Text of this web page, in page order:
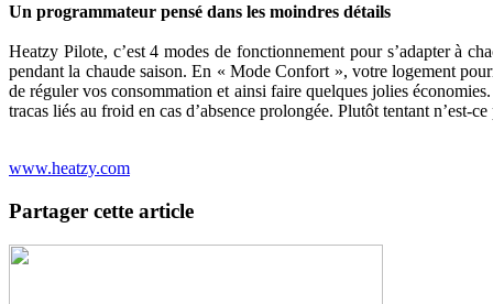
Un programmateur pensé dans les moindres détails
Heatzy Pilote, c’est 4 modes de fonctionnement pour s’adapter à
pendant la chaude saison. En « Mode Confort », votre logement
de réguler vos consommation et ainsi faire quelques jolies
tracas liés au froid en cas d’absence prolongée. Plutôt tentant n’est-ce
www.heatzy.com
Partager cette article